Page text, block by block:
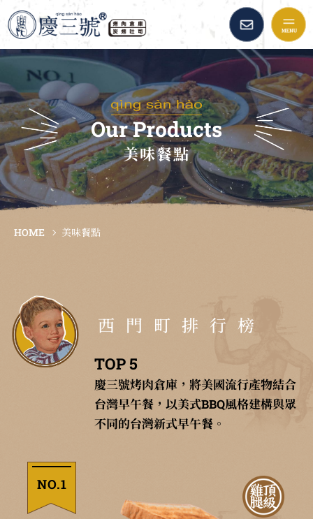
慶三號倉庫烤肉早午餐::
品牌故事
最新消息
美味餐點
Our Products
美味餐點
HOME 美味餐點
西門町排行榜
TOP 5
慶三號烤肉倉庫，將美國流行產物結合
台灣早午餐，以美式BBQ風格建構與眾
不同的台灣新式早午餐。
NO.1